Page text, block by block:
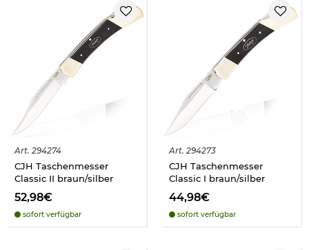
Art. 294274
CJH Taschenmesser
Classic II braun/silber
52,98€
sofort verfügbar
Art. 294273
CJH Taschenmesser
Classic I braun/silber
44,98€
sofort verfügbar